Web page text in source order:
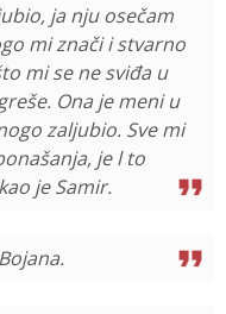
ja nju osečam
mi znači i stvarno
mi se ne sviđa u
Ona je meni u
zaljubio. Sve mi
je l to
je Samir.